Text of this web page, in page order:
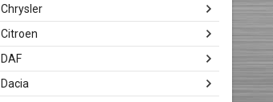
Chrysler
Citroen
DAF
Dacia